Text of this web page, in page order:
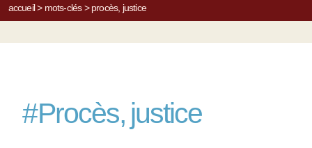
accueil> mots-clés> procès, justice
#Procès, justice